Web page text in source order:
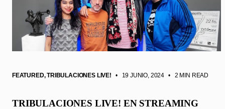
FEATURED,TRIBULACIONES LIVE! • 19 JUNIO, 2024 • 2 MIN READ
TRIBULACIONES LIVE! EN STREAMING